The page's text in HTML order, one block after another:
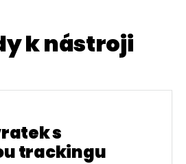
k nástroji
s
trackingu